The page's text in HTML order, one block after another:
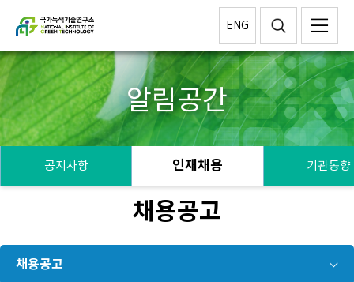
ENG
알림공간
공지사항 인재채용 기관동향
채용공고
채용공고